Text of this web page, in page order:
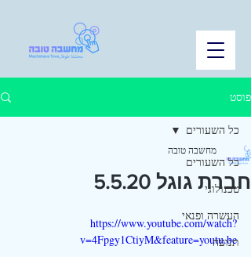
פוסט
כל השעורים
טכנולוגי
העשרה ופנאי
תנועה
כל השעורים
חברת גוגל 5.5.20
מחשבה טובה
https://www.youtube.com/watch?
v=4Fpgy1CtiyM&feature=youtu.be